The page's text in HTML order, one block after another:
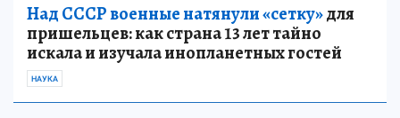
Над СССР военные натянули «сетку»для
пришельцев: как страна 13 лет тайно
искала и изучала инопланетных гостей
НАУКА